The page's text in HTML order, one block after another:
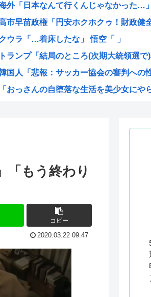
外「日本なんて行くんじゃなかった…
市早苗政権「円安ホクホクゥ！財政健
ウラ「…着床したな」 悟空「 」
トランプ「結局のところ(次期大統領選
国人「悲報：サッカー協会の審判への
「おっさんの自堕落な生活を美少女にや
韓国人「竹田恒泰とか36親等を養子に迎
韓国サッカー協会、外国人審判員数十人
韓国人「韓国サッカー協会が行った国際
【超画像 】週刊少年ジャンプ、世代交代
外国人「2002年W杯は?」韓国サッカー
海外「日本なんて行くんじゃなかった…
？なんでみんな『みいちゃんと山田さ
【衝撃】 韓国人「宮崎駿が首を縦に振っ
韓国人「韓国サッカー協会が行った国際
「もう終わり
コピー
2020.03.22 09:47